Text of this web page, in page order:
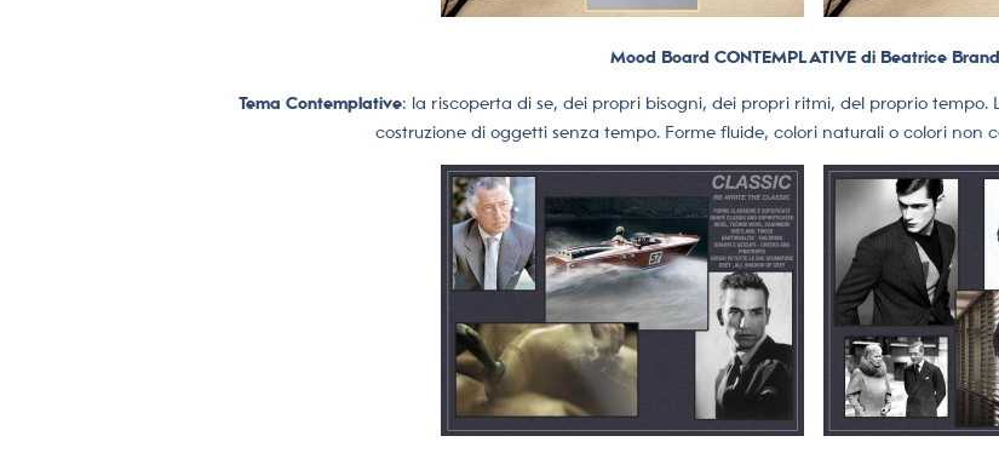
Mood Board CONTEMPLATIVE di Beatrice
Tema Contemplative: la riscoperta di se, dei propri bisogni, dei propri ritmi, del proprio
costruzione di oggetti senza tempo. Forme fluide, colori naturali o colori non